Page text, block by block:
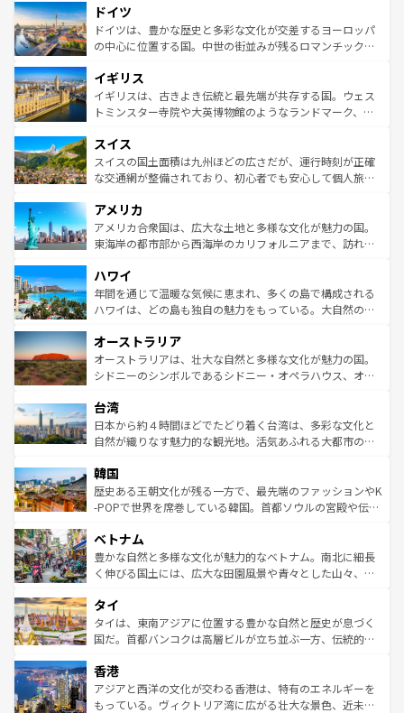
せる。地方によって風土や気候が異なるスペインはその個
性で訪れる人を魅了する。 なお、新着のスペイン情報は コ
ンテンツ一覧を参照してほしい。
で、幅広い魅力が詰まっている。華麗な宮殿、歴史的な大
聖堂、美しいビーチ、そして豊かな自然が、訪れる者を心
から魅了する。また、フランスは美食の国としても知ら
いる。シャンパンの発祥地であるランス、プロヴァンスの
香り高いラベンダー畑など、多彩な楽しみ方が可能だ。さ
らに、パリ以外の地域にも魅力が溢れており、どの街角に
れる地方に足を運ぶとそれぞれで全く異なる文化を体験で
きるだろう。 なお、新着のフランス情報はコンテンツ一覧
を参照してほしい。
ドイツ
ドイツは、豊かな歴史と多彩な文化が交差するヨーロッパ
の中心に位置する国。中世の街並みが残るロマンチック街
顔を持つこの国は、どこを歩いても飽きることがない。ベ
ルリンの文化的活気、バイエルン州のアルプスの絶景、そ
してライン川沿いのワイン畑といった風景は必見。ビール
は、お酒好きな人にはぜひ体験してほしい。 なお、新着の
ドイツ情報はコンテンツ一覧を参照してほしい。
イギリス
イギリスは、古きよき伝統と最先端が共存する国。ウェス
トミンスター寺院や大英博物館のようなランドマーク、歴
リアごとに異なる魅力がある。また、優雅なアフタヌーン
ティー、ビール好きにはたまらない英国パブ、サッカー観
戦など、本場だからこそできる体験も豊富。イギリスを旅
ンツ一覧を参照してほしい。
スイス
スイスの国土面積は九州ほどの広さだが、運行時刻が正確
な交通網が整備されており、初心者でも安心して個人旅行
の建物がそのまま残る町や、スイスならではのユニークな
博物館もあり、アルプス観光だけでなく町歩きも満喫する
ことができる。国民の所得が高いため物価も高いが、旅行
ば市内交通費無料で観光を楽しむこともできる。 なお、新
着のスイス情報はコンテンツ一覧 を参照してほしい。
アメリカ
アメリカ合衆国は、広大な土地と多様な文化が魅力の国。
東海岸の都市部から西海岸のカリフォルニアまで、訪れる
のような巨大都市は、観光、ショッピング、エンターテイ
ンメントが詰まった刺激的なスポットだ。一方、アメリカ
西部には大自然が広がり、グランドキャニオンやイエロー
部のニューオーリンズでは、音楽と美食が融合した独特の
文化が魅力。旅行者はアメリカの各地域で異なる魅力を楽
しみながら、その多様性と豊かな歴史を感じることができ
ならではの贅沢な旅のスタイルだ。 なお、新着のアメリカ
情報はコンテンツ一覧を参照してほしい。
ハワイ
年間を通じて温暖な気候に恵まれ、多くの島で構成される
ハワイは、どの島も独自の魅力をもっている。大自然の神
ワイ島は見逃せない。また、定番の観光地といえばオアフ
島だが、静かな自然を求めるならマウイ島やカウアイ島が
おすすめ。エメラルドグリーンに輝く海をはじめ、豊かな
れるおもてなしの心で訪れる人々を迎えてくれるハワイの
人々、おいしいローカルフードやハワイアンミュージッ
ク、伝統的なフラダンスなど、すべてがハワイの魅力を彩
ワイを、存分に味わってほしい。 なお、新着のハワイ情報
はコンテンツ一覧を参照してほしい。
オーストラリア
オーストラリアは、壮大な自然と多様な文化が魅力の国。
シドニーのシンボルであるシドニー・オペラハウス、オー
リアリーフや大陸中央部にそびえるウルル（エアーズロッ
ク）、タスマニアの美しい原生林やケアンズの熱帯雨林な
ど、見どころがたくさん。また、カフェやワイン、オージ
いる。アクティビティも充実しており、サーフィンやダイ
ビング、ハイキングなど、アウトドア好きにはたまらな
い。オーストラリアの多彩な魅力を存分に味わいつくそ
参照してほしい。
台湾
日本から約４時間ほどでたどり着く台湾は、多彩な文化と
自然が織りなす魅力的な観光地。活気あふれる大都市の台
ン）、静ひつな山岳地帯である台湾東部など、都市の喧騒
と山間の静けさが共存しており、訪れる人に新しい発見と
驚きをもたらしてくれる。また、奥深い台湾の食文化も魅
容にもいいと評判のスイーツなど、バラエティ豊かな料理
が味わえる。 なお、新着の台湾情報は コンテンツ一覧を参
照してほしい。
韓国
歴史ある王朝文化が残る一方で、最先端のファッションやK
-POPで世界を席巻している韓国。首都ソウルの宮殿や伝統
き、地方に足を延ばせば四季折々の自然美を楽しむことが
できる。そして、キムチや焼肉、絶品のストリートフード
まで、さまざまな韓国料理が待っている。夜には、韓国な
リティに包まれながら、韓国の多彩な魅力を心ゆくまで味
わってみてほしい。 なお、新着の韓国情報はコンテンツ一
覧を参照してほしい。
ベトナム
豊かな自然と多様な文化が魅力的なベトナム。南北に細長
く伸びる国土には、広大な田園風景や青々とした山々、世
急速な発展と共に伝統が息づく。ハノイの古い町並みやホ
ーチミン市のフランス統治時代の建物も、独特の雰囲気を
醸し出している。また、バラエティの豊かさとおいしさで
とつ。フォーやバインミー、ベトナムコーヒーなどは、ぜ
ひ現地で味わいたい。どの地域を訪れてもあたたかい人々
が旅行者を迎えてくれるので、きっと忘れられない旅にな
タイ
タイは、東南アジアに位置する豊かな自然と歴史が息づく
国だ。首都バンコクは高層ビルが立ち並ぶ一方、伝統的な
の活気が交差している。北部ではチェンマイなどの山岳地
帯で自然と触れ合い、南部ではプーケットやクラビの美し
いビーチでリゾート気分を楽しむことができる。タイ料理
香港
アジアと西洋の文化が交わる香港は、特有のエネルギーを
もっている。ヴィクトリア湾に広がる壮大な景色、近未来